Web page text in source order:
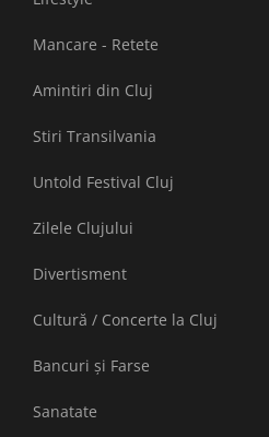
Mancare - Retete
Amintiri din Cluj
Stiri Transilvania
Untold Festival Cluj
Zilele Clujului
Divertisment
Cultură / Concerte la Cluj
Bancuri și Farse
Sanatate